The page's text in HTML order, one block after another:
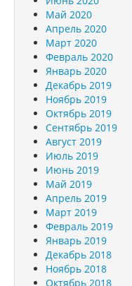
Май 2020
Апрель 2020
Март 2020
Февраль 2020
Январь 2020
Декабрь 2019
Ноябрь 2019
Октябрь 2019
Сентябрь 2019
Август 2019
Июль 2019
Июнь 2019
Май 2019
Апрель 2019
Март 2019
Февраль 2019
Январь 2019
Декабрь 2018
Ноябрь 2018
Октябрь 2018